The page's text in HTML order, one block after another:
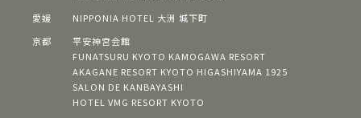
愛媛
NIPPONIA HOTEL 大洲 城下町
京都
平安神宮会館
FUNATSURU KYOTO KAMOGAWA RESORT
AKAGANE RESORT KYOTO HIGASHIYAMA 1925
SALON DE KANBAYASHI
HOTEL VMG RESORT KYOTO